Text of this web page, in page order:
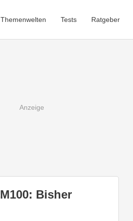
Themenwelten Tests Ratgeber
Bisher